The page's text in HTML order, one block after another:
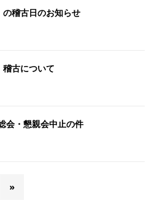
稽古日のお知らせ
古について
会・懇親会中止の件
»